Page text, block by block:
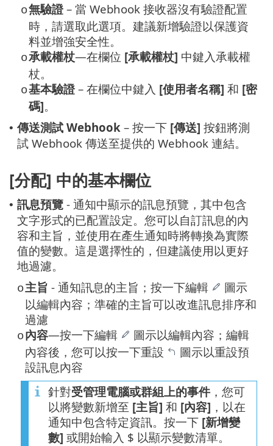
o無驗證– 當 Webhook 接收器沒有驗證配置
時，請選取此選項。建議新增驗證以保護資
料並增強安全性。
o承載權杖—在欄位 [承載權杖] 中鍵入承載權
杖。
o基本驗證– 在欄位中鍵入 [使用者名稱] 和 [密
碼]。
• 傳送測試 Webhook – 按一下 [傳送] 按鈕將測
試 Webhook 傳送至提供的 Webhook 連結。
[分配] 中的基本欄位
• 訊息預覽 - 通知中顯示的訊息預覽，其中包含
文字形式的已配置設定。您可以自訂訊息的內
容和主旨，並使用在產生通知時將轉換為實際
值的變數。這是選擇性的，但建議使用以更好
地過濾。
o主旨 - 通知訊息的主旨；按一下編輯
圖示
以編輯內容；準確的主旨可以改進訊息排序和
過濾
o內容—按一下編輯
圖示以編輯內容；編輯
內容後，您可以按一下重設
圖示以重設預
設訊息內容
針對受管理電腦或群組上的事件 ，您可
以將變數新增至 [主旨] 和 [內容] ，以在
通知中包含特定資訊。按一下 [新增變
數] 或開始輸入 $ 以顯示變數清單。